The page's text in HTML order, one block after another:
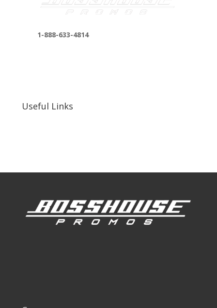
1-888-633-4814
Useful Links